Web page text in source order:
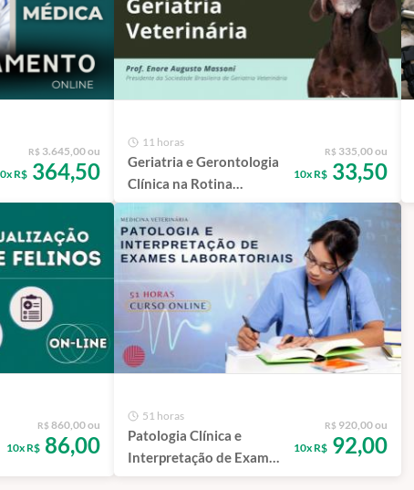
R$ 3.645,00 ou
R$ 364,50
11 horas
Geriatria e Gerontologia
Clínica na Rotina
Veterinária - Curso de
Capacitação EAD
R$ 335,00 ou
10x R$ 33,50
R$ 860,00 ou
10x R$ 86,00
51 horas
Patologia Clínica e
Interpretação de Exames
Laboratoriais na Rotina
R$ 920,00 ou
10x R$ 92,00